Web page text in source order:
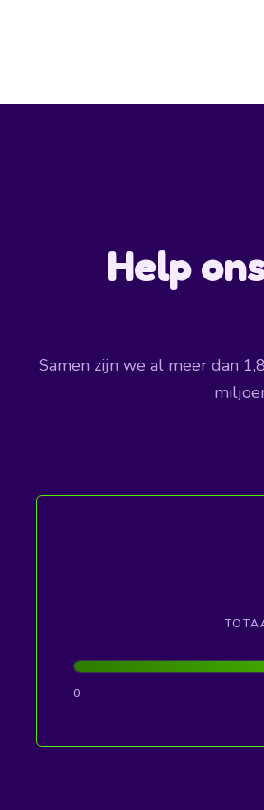
Help
Samen zijn we al meer dan
0